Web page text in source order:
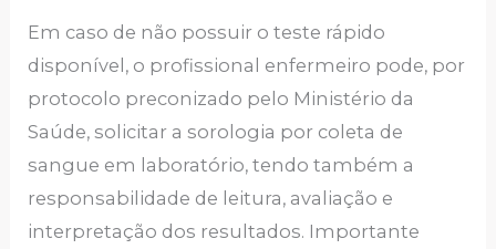
Em caso de não possuir o teste rápido
disponível, o profissional enfermeiro pode, por
protocolo preconizado pelo Ministério da
Saúde, solicitar a sorologia por coleta de
sangue em laboratório, tendo também a
responsabilidade de leitura, avaliação e
interpretação dos resultados. Importante